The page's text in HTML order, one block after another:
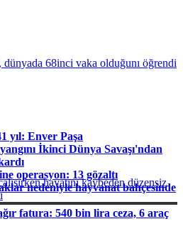
68inci vaka olduğunı öğrendi
yıl: Enver Paşa
İkinci Dünya Savaşı'ndan
operasyon: 13 gözaltı
nedeniyle hayvanat bahçesinde
fatura: 540 bin lira ceza, 6 araç
hayatını kaybeden düzensiz